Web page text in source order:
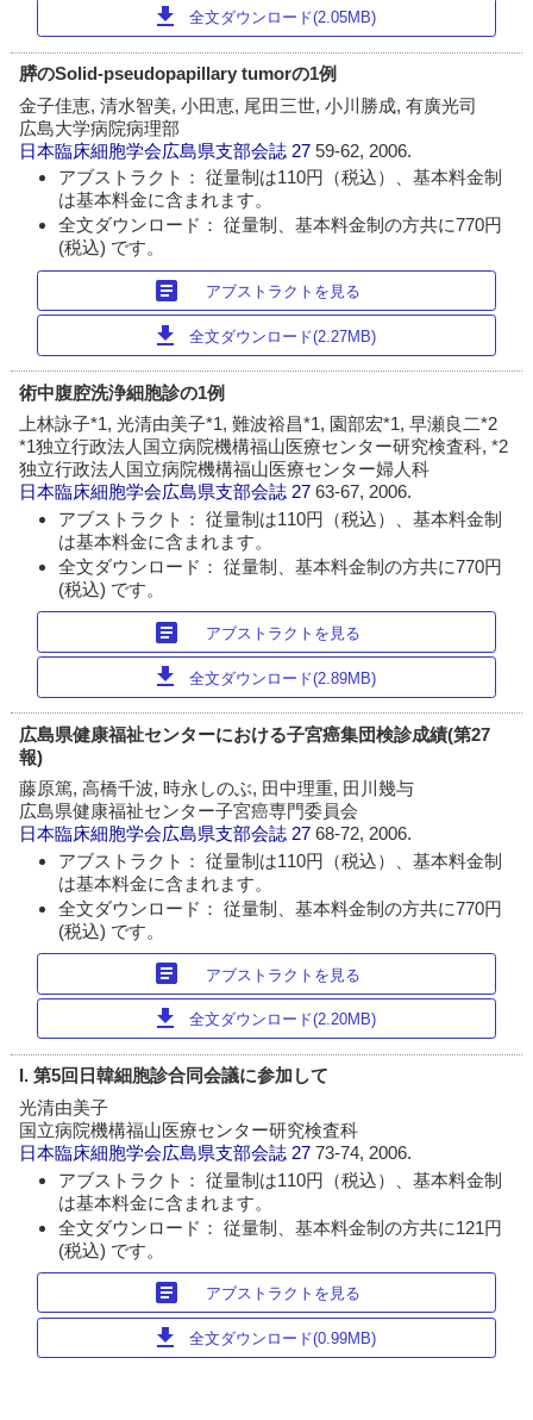
download 全文ダウンロード(2.05MB)
膵のSolid-pseudopapillary tumorの1例
金子佳恵, 清水智美, 小田恵, 尾田三世, 小川勝成, 有廣光司
広島大学病院病理部
日本臨床細胞学会広島県支部会誌 2759-62, 2006.
アブストラクト： 従量制は110円（税込）、基本料金制
は基本料金に含まれます。
全文ダウンロード： 従量制、基本料金制の方共に770円
(税込) です。
article アブストラクトを見る
download 全文ダウンロード(2.27MB)
術中腹腔洗浄細胞診の1例
上林詠子*1, 光清由美子*1, 難波裕昌*1, 園部宏*1, 早瀬良二*2
*1独立行政法人国立病院機構福山医療センター研究検査科, *2
独立行政法人国立病院機構福山医療センター婦人科
日本臨床細胞学会広島県支部会誌 2763-67, 2006.
アブストラクト： 従量制は110円（税込）、基本料金制
は基本料金に含まれます。
全文ダウンロード： 従量制、基本料金制の方共に770円
(税込) です。
article アブストラクトを見る
download 全文ダウンロード(2.89MB)
広島県健康福祉センターにおける子宮癌集団検診成績(第27
報)
藤原篤, 高橋千波, 時永しのぶ, 田中理重, 田川幾与
広島県健康福祉センター子宮癌専門委員会
日本臨床細胞学会広島県支部会誌 2768-72, 2006.
アブストラクト： 従量制は110円（税込）、基本料金制
は基本料金に含まれます。
全文ダウンロード： 従量制、基本料金制の方共に770円
(税込) です。
article アブストラクトを見る
download 全文ダウンロード(2.20MB)
I. 第5回日韓細胞診合同会議に参加して
光清由美子
国立病院機構福山医療センター研究検査科
日本臨床細胞学会広島県支部会誌 2773-74, 2006.
アブストラクト： 従量制は110円（税込）、基本料金制
は基本料金に含まれます。
全文ダウンロード： 従量制、基本料金制の方共に121円
(税込) です。
article アブストラクトを見る
download 全文ダウンロード(0.99MB)